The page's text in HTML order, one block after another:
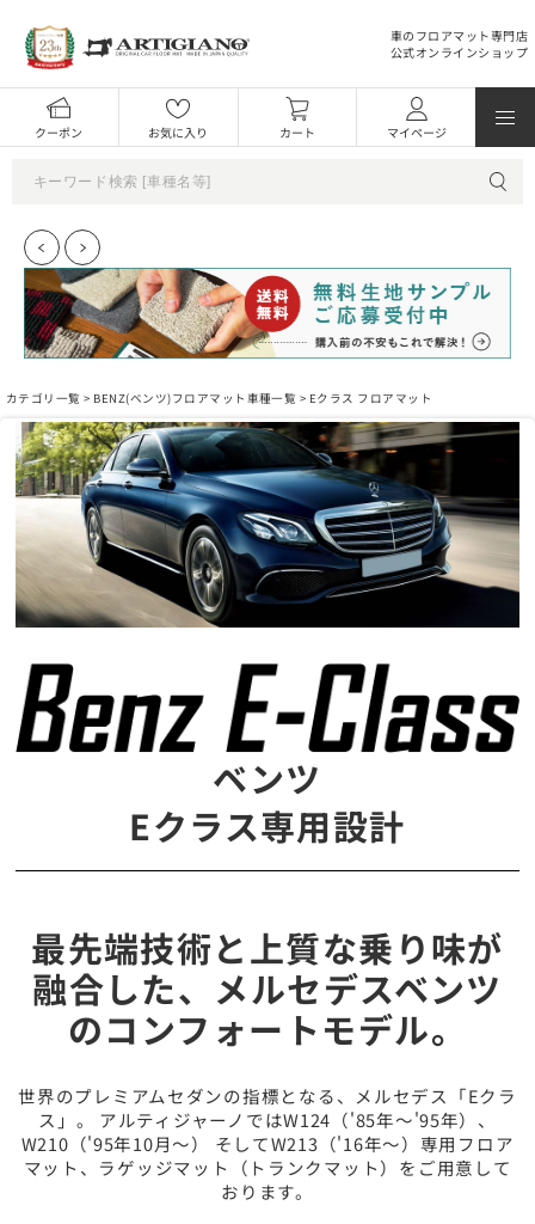
車のフロアマット専門店
公式オンラインショップ
クーポン お気に入り カート マイページ
カテゴリ一覧 > BENZ(ベンツ)フロアマット車種一覧 > Eクラス フロアマット
ベンツ
Eクラス専用設計
最先端技術と上質な乗り味が
融合した、メルセデスベンツ
のコンフォートモデル。
世界のプレミアムセダンの指標となる、メルセデス「Eクラ
ス」。 アルティジャーノではW124（'85年～'95年）、
W210（'95年10月～） そしてW213（'16年～）専用フロア
マット、ラゲッジマット（トランクマット）をご用意して
おります。